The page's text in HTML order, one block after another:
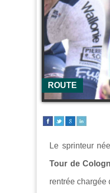
ROUTE
Le sprinteur
Tour de
rentrée chargée